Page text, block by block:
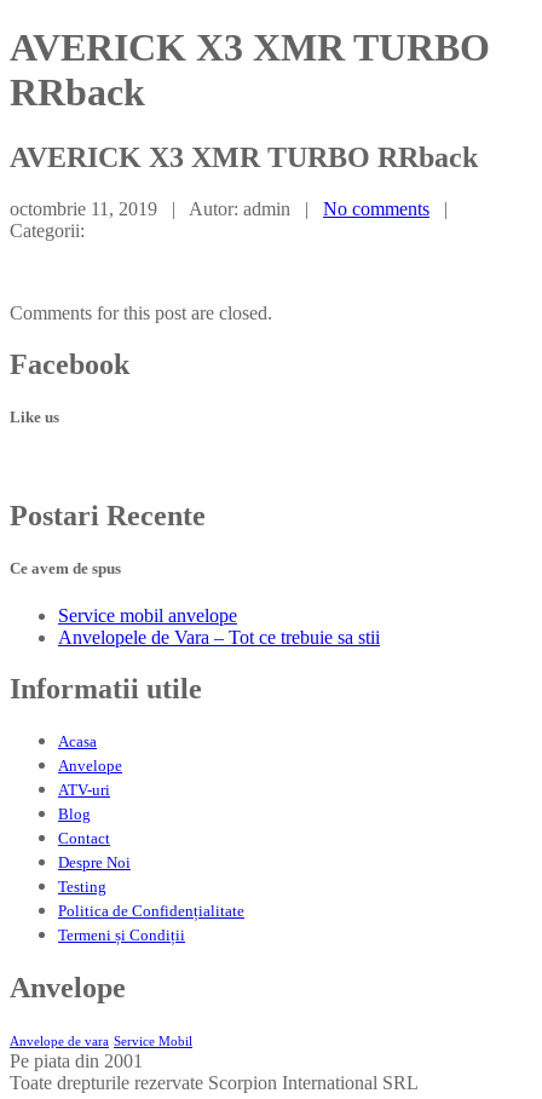
AVERICK X3 XMR TURBO
RRback
AVERICK X3 XMR TURBO RRback
octombrie 11, 2019 | Autor: admin | No comments |
Categorii:
Comments for this post are closed.
Facebook
Like us
Postari Recente
Ce avem de spus
Service mobil anvelope
Anvelopele de Vara – Tot ce trebuie sa stii
Informatii utile
Acasa
Anvelope
ATV-uri
Blog
Contact
Despre Noi
Testing
Politica de Confidențialitate
Termeni și Condiții
Anvelope
Anvelope de vara Service Mobil
Pe piata din 2001
Toate drepturile rezervate Scorpion International SRL